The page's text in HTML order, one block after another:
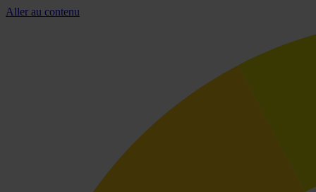
Aller au contenu